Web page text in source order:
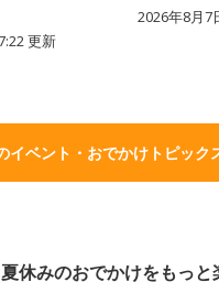
更新
2026年8月7
イベント・おでかけトピック
夏休みのおでかけをもっと